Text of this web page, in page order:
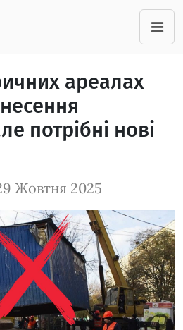
ареалах
потрібні нові
Жовтня 2025